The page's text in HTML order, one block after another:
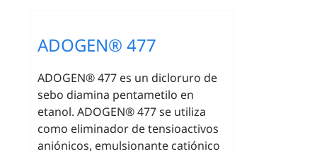
ADOGEN® 477
ADOGEN® 477 es un dicloruro de
sebo diamina pentametilo en
etanol. ADOGEN® 477 se utiliza
como eliminador de tensioactivos
aniónicos, emulsionante catiónico